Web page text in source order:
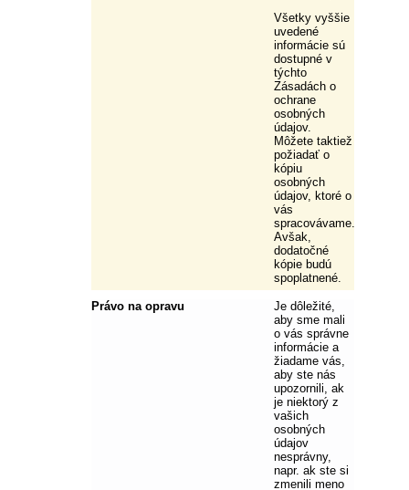
Všetky vyššie
uvedené
informácie sú
dostupné v
týchto
Zásadách o
ochrane
osobných
údajov.
Môžete taktiež
požiadať o
kópiu
osobných
údajov, ktoré o
vás
spracovávame.
Avšak,
dodatočné
kópie budú
spoplatnené.
Právo na opravu
Je dôležité,
aby sme mali
o vás správne
informácie a
žiadame vás,
aby ste nás
upozornili, ak
je niektorý z
vašich
osobných
údajov
nesprávny,
napr. ak ste si
zmenili meno